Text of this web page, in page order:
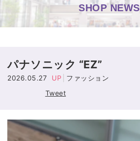
SHOP NEWS
パナソニック “EZ”
2026.05.27 UP
ファッション
Tweet